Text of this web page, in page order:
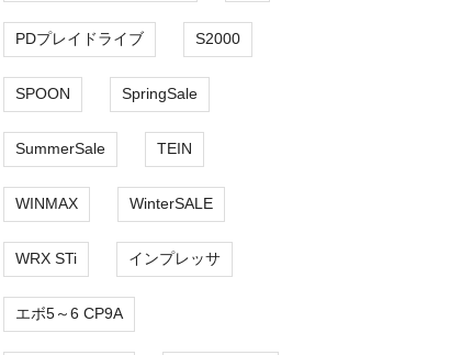
PDプレイドライブ S2000
SPOON SpringSale
SummerSale TEIN
WINMAX WinterSALE
WRX STi インプレッサ
エボ5～6 CP9A